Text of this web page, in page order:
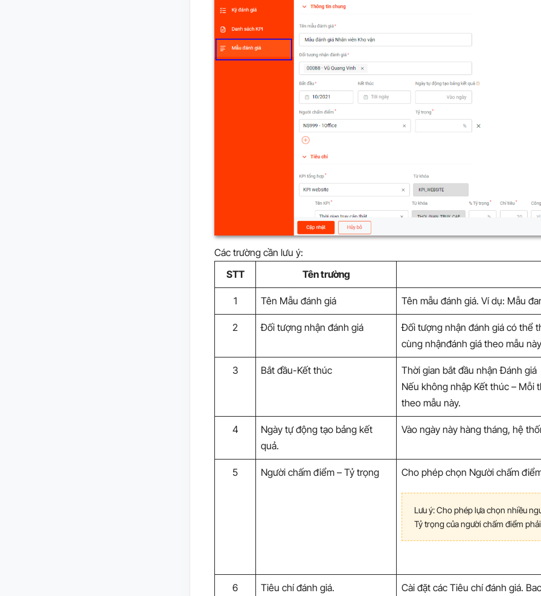
Các trường cần lưu ý:
STT
Tên trường
1 Tên Mẫu đánh giá Tên mẫu đánh giá. Ví dụ: Mẫu
2 Đối tượng nhận đánh giá
Đối tượng nhận đánh giá có thể
cùng nhậnđánh giá theo mẫu
3 Bắt đầu-Kết thúc
Thời gian bắt đầu nhận Đánh giá
Nếu không nhập Kết thúc – Mỗi
theo mẫu này.
4
Ngày tự động tạo bảng kết
quả.
Vào ngày này hàng tháng, hệ
5 Người chấm điểm – Tỷ trọng Cho phép chọn Người chấm
Lưu ý: Cho phép lựa chọn nhiều
Tỷ trọng của người chấm điểm
6 Tiêu chí đánh giá.
Cài đặt các Tiêu chí đánh giá.